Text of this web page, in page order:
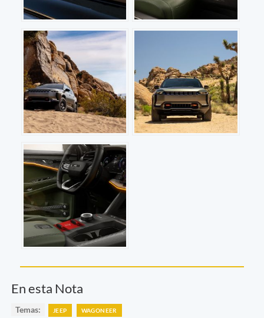
En esta Nota
Temas: JEEP WAGONEER